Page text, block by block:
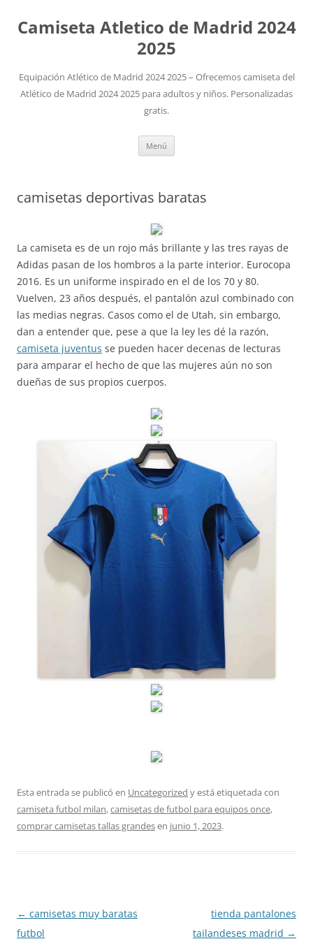
Camiseta Atletico de Madrid 2024
2025
Equipación Atlético de Madrid 2024 2025 – Ofrecemos camiseta del
Atlético de Madrid 2024 2025 para adultos y niños. Personalizadas
gratis.
Menú
camisetas deportivas baratas
La camiseta es de un rojo más brillante y las tres rayas de
Adidas pasan de los hombros a la parte interior. Eurocopa
2016. Es un uniforme inspirado en el de los 70 y 80.
Vuelven, 23 años después, el pantalón azul combinado con
las medias negras. Casos como el de Utah, sin embargo,
dan a entender que, pese a que la ley les dé la razón,
camiseta juventus se pueden hacer decenas de lecturas
para amparar el hecho de que las mujeres aún no son
dueñas de sus propios cuerpos.
Esta entrada se publicó en Uncategorized y está etiquetada con
camiseta futbol milan,camisetas de futbol para equipos once,
comprar camisetas tallas grandesen junio 1, 2023.
Navegación
de
← camisetas muy baratas
futbol
tienda pantalones
tailandeses madrid →